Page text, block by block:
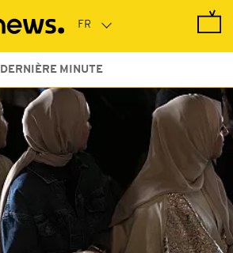
DERNIÈRE MINUTE